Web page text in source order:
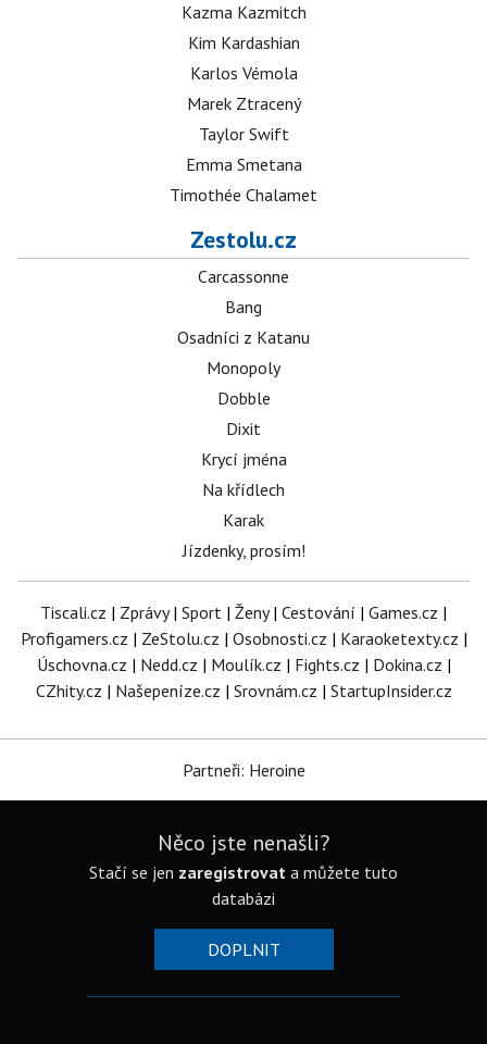
Kazma Kazmitch
Kim Kardashian
Karlos Vémola
Marek Ztracený
Taylor Swift
Emma Smetana
Timothée Chalamet
Zestolu.cz
Carcassonne
Bang
Osadníci z Katanu
Monopoly
Dobble
Dixit
Krycí jména
Na křídlech
Karak
Jízdenky, prosím!
Tiscali.cz | Zprávy| Sport | Ženy| Cestování | Games.cz |
Profigamers.cz | ZeStolu.cz | Osobnosti.cz | Karaoketexty.cz |
Úschovna.cz | Nedd.cz | Moulík.cz | Fights.cz | Dokina.cz |
CZhity.cz | Našepeníze.cz | Srovnám.cz | StartupInsider.cz
Partneři: Heroine
Něco jste nenašli?
Stačí se jen zaregistrovat a můžete tuto
databázi
DOPLNIT